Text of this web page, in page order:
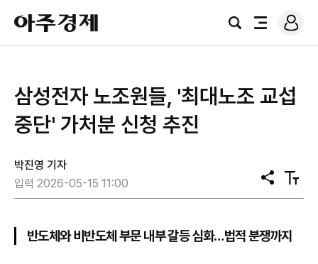
아
주
경
검
전
로
그
삼성전자 노조원들, '최대노조 교섭
중단' 가처분 신청 추진
박진영 기자
입력 2026-05-15 11:00
공
유
텍
스
기
반도체와 비반도체 부문 내부 갈등 심화…법적 분쟁까지